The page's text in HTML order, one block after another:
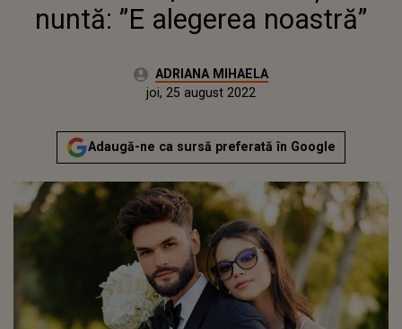
nuntă: ”E alegerea noastră”
Autor:ADRIANA MIHAELA
miercuri, 25 august 2021Actualizat:
joi, 25 august 2022
Adaugă-ne ca sursă preferată în Google